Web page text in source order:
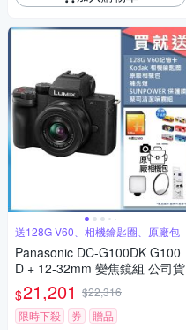
送128G V60、相機鑰匙圈、原廠包
Panasonic DC-G100DK G100
D + 12-32mm 變焦鏡組 公司貨
$21,201 $22,316
限時下殺
券 贈品